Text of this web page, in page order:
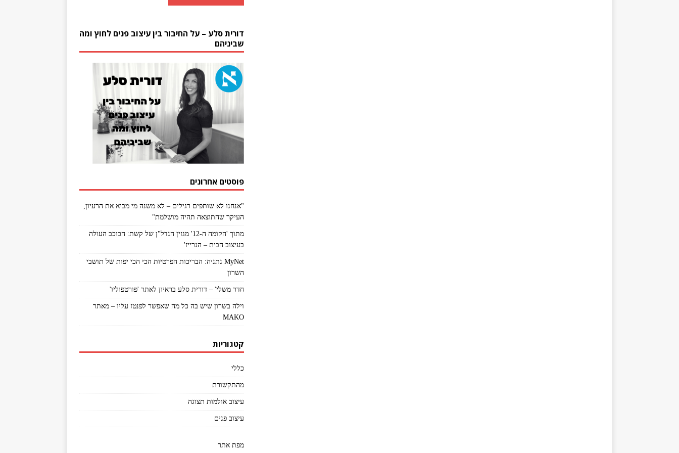
דורית סלע – על החיבור בין עיצוב פנים לחוץ ומה
שביניהם
פוסטים אחרונים
"אנחנו לא שותפים רגילים – לא משנה מי מביא את הרעיון,
העיקר שהתוצאה תהיה מושלמת"
מתוך 'הקומה ה-12' מגזין הנדל"ן של קשת: הכוכב העולה
בעיצוב הבית – הגרייז'
MyNet נתניה: הבריכות הפרטיות הכי הכי יפות של תושבי
השרון
חדר משלי' – דורית סלע בראיון לאתר 'פורטפוליו'
וילה בשרון שיש בה כל מה שאפשר לפנטז עליו – מאתר
MAKO
קטגוריות
כללי
מהתקשורת
עיצוב אולמות תצוגה
עיצוב פנים
מפת אתר